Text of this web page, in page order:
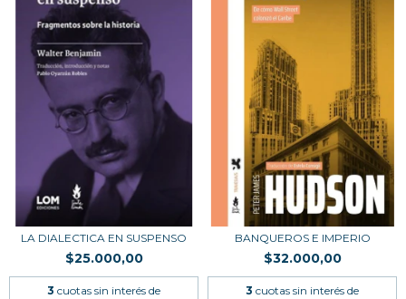
LA DIALECTICA EN SUSPENSO
$25.000,00
3 cuotas sin interés de
BANQUEROS E IMPERIO
$32.000,00
3 cuotas sin interés de